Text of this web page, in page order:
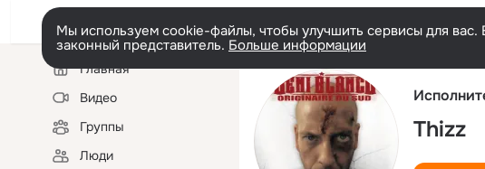
Мы используем cookie-файлы, чтобы улучшить сервисы для
законный представитель. Больше информации
Левая
колонкаГлавная
Видео
Группы
Люди
Thizz